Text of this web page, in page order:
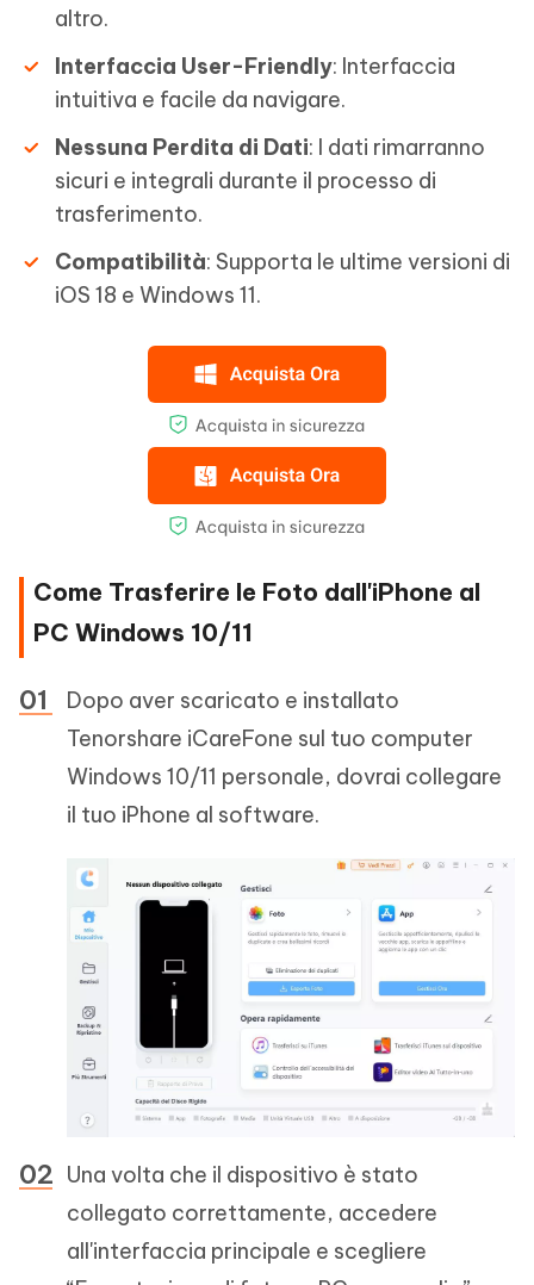
altro.
Interfaccia User-Friendly: Interfaccia
intuitiva e facile da navigare.
Nessuna Perdita di Dati: I dati rimarranno
sicuri e integrali durante il processo di
trasferimento.
Compatibilità: Supporta le ultime versioni di
iOS 18 e Windows 11.
Come Trasferire le Foto dall'iPhone al
PC Windows 10/11
Dopo aver scaricato e installato
Tenorshare iCareFone sul tuo computer
Windows 10/11 personale, dovrai collegare
il tuo iPhone al software.
Una volta che il dispositivo è stato
collegato correttamente, accedere
all'interfaccia principale e scegliere